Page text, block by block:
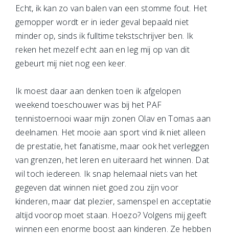
Echt, ik kan zo van balen van een stomme fout. Het
gemopper wordt er in ieder geval bepaald niet
minder op, sinds ik fulltime tekstschrijver ben. Ik
reken het mezelf echt aan en leg mij op van dit
gebeurt mij niet nog een keer.
Ik moest daar aan denken toen ik afgelopen
weekend toeschouwer was bij het PAF
tennistoernooi waar mijn zonen Olav en Tomas aan
deelnamen. Het mooie aan sport vind ik niet alleen
de prestatie, het fanatisme, maar ook het verleggen
van grenzen, het leren en uiteraard het winnen. Dat
wil toch iedereen. Ik snap helemaal niets van het
gegeven dat winnen niet goed zou zijn voor
kinderen, maar dat plezier, samenspel en acceptatie
altijd voorop moet staan. Hoezo? Volgens mij geeft
winnen een enorme boost aan kinderen. Ze hebben